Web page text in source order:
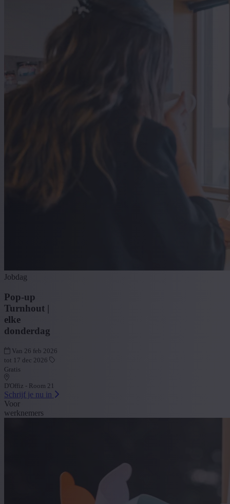
Jobdag
Pop-up
Turnhout |
elke
donderdag
Van 26 feb 2026
tot 17 dec 2026
Gratis
D'Offiz - Room 21
Schrijf je nu in
Voor
werknemers